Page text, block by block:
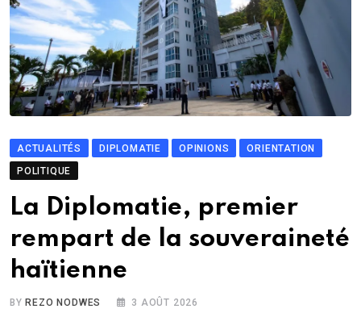
ACTUALITÉS DIPLOMATIE OPINIONS
ORIENTATION
POLITIQUE
La Diplomatie, premier
rempart de la souveraineté
haïtienne
BYREZO NODWES 3 AOÛT 2026